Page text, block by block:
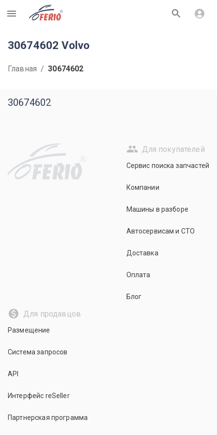
R
30674602 Volvo
Главная / 30674602
30674602
R
Для покупателей
Сервис поиска запчастей
Компании
Машины в разборе
Автосервисам и СТО
Доставка
Оплата
Блог
Для продавцов
Размещение
Система запросов
API
Интерфейс reSeller
Партнерская программа